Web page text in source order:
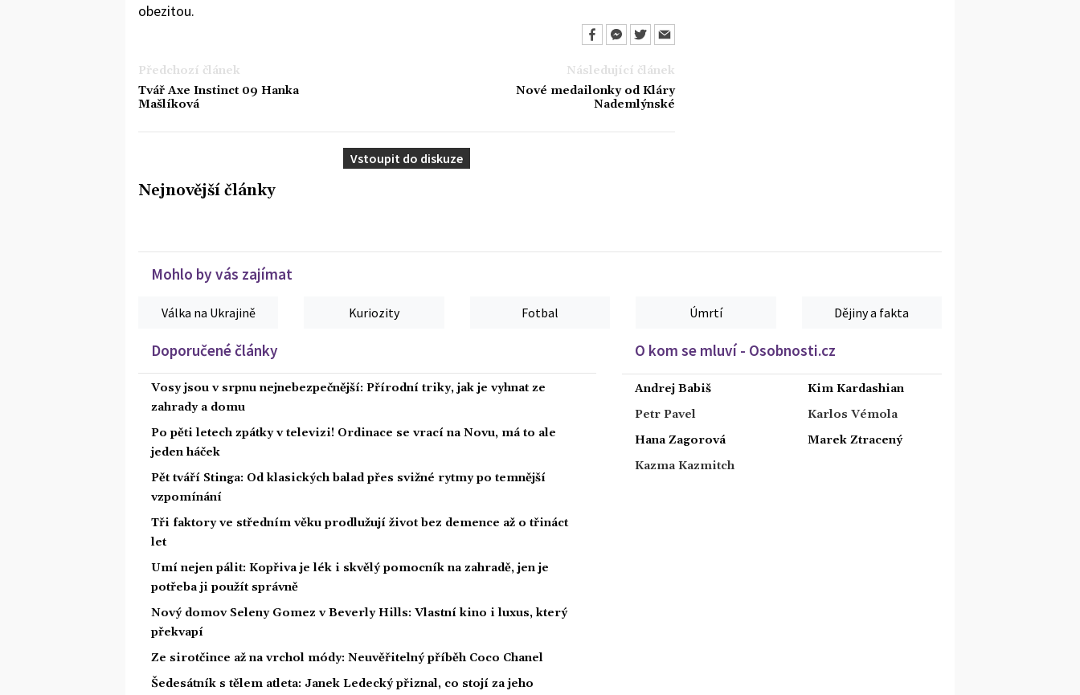
obezitou.
Předchozí článek
Tvář Axe Instinct 09 Hanka
Mašlíková
Následující článek
Nové medailonky od Kláry
Nademlýnské
Vstoupit do diskuze
Nejnovější články
Mohlo by vás zajímat
Válka na Ukrajině Kuriozity Fotbal Úmrtí Dějiny a fakta
Doporučené články
Vosy jsou v srpnu nejnebezpečnější: Přírodní triky, jak je vyhnat ze
zahrady a domu
Po pěti letech zpátky v televizi! Ordinace se vrací na Novu, má to ale
jeden háček
Pět tváří Stinga: Od klasických balad přes svižné rytmy po temnější
vzpomínání
Tři faktory ve středním věku prodlužují život bez demence až o třináct
let
Umí nejen pálit: Kopřiva je lék i skvělý pomocník na zahradě, jen je
potřeba ji použít správně
Nový domov Seleny Gomez v Beverly Hills: Vlastní kino i luxus, který
překvapí
Ze sirotčince až na vrchol módy: Neuvěřitelný příběh Coco Chanel
Šedesátník s tělem atleta: Janek Ledecký přiznal, co stojí za jeho
O kom se mluví - Osobnosti.cz
Andrej Babiš
Petr Pavel
Hana Zagorová
Kazma Kazmitch
Kim Kardashian
Karlos Vémola
Marek Ztracený